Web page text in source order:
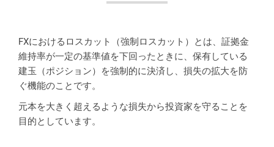
FXにおけるロスカット（強制ロスカット）とは、証拠金
維持率が一定の基準値を下回ったときに、保有している
建玉（ポジション）を強制的に決済し、損失の拡大を防
ぐ機能のことです。
元本を大きく超えるような損失から投資家を守ることを
目的としています。